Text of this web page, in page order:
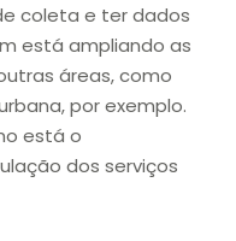
coleta e ter dados
está ampliando as
áreas, como
por exemplo.
está o
dos serviços